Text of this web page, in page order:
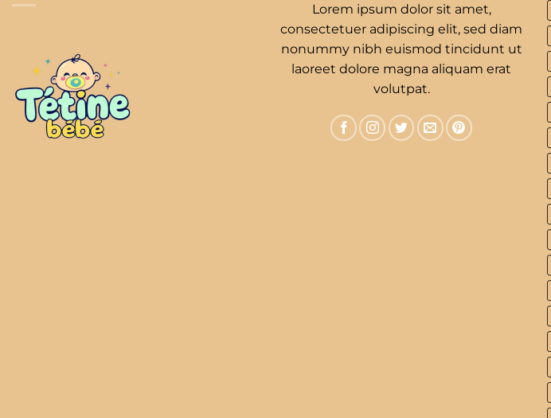
Lorem ipsum dolor sit amet,
consectetuer adipiscing elit, sed diam
nonummy nibh euismod tincidunt ut
laoreet dolore magna aliquam erat
volutpat.